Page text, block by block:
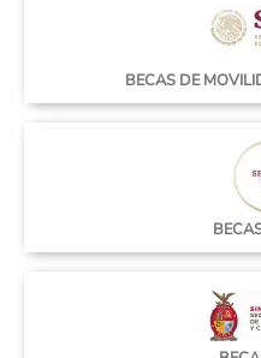
BECAS DE